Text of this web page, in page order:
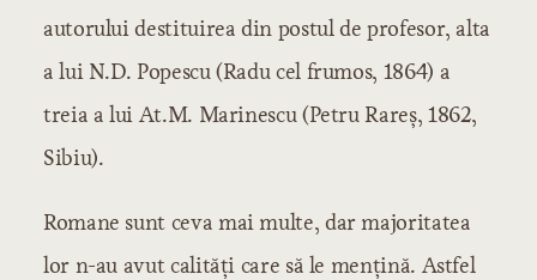
autorului destituirea din postul de profesor, alta
a lui N.D. Popescu (Radu cel frumos, 1864) a
treia a lui At.M. Marinescu (Petru Rareş, 1862,
Sibiu).
Romane sunt ceva mai multe, dar majoritatea
lor n-au avut calităţi care să le menţină. Astfel